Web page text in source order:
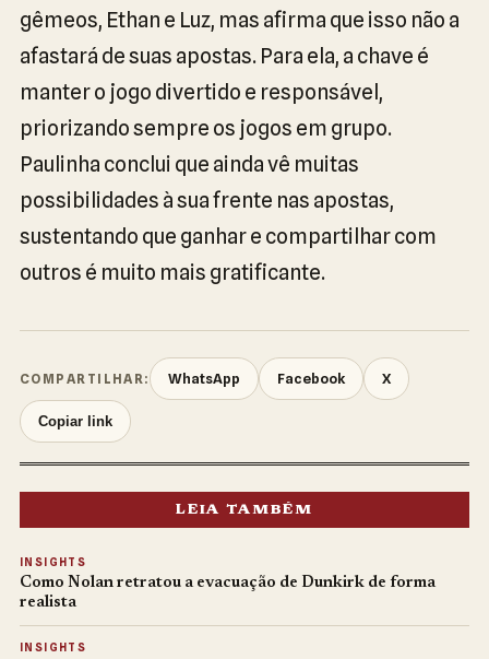
gêmeos, Ethan e Luz, mas afirma que isso não a
afastará de suas apostas. Para ela, a chave é
manter o jogo divertido e responsável,
priorizando sempre os jogos em grupo.
Paulinha conclui que ainda vê muitas
possibilidades à sua frente nas apostas,
sustentando que ganhar e compartilhar com
outros é muito mais gratificante.
COMPARTILHAR: WhatsApp Facebook X
Copiar link
LEIA TAMBÉM
INSIGHTS
Como Nolan retratou a evacuação de Dunkirk de forma
realista
INSIGHTS